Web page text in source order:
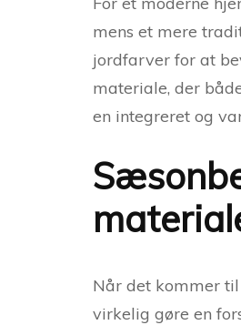
mens et mere
jordfarver for at
materiale, der
en integreret og
Når det kommer
virkelig gøre en